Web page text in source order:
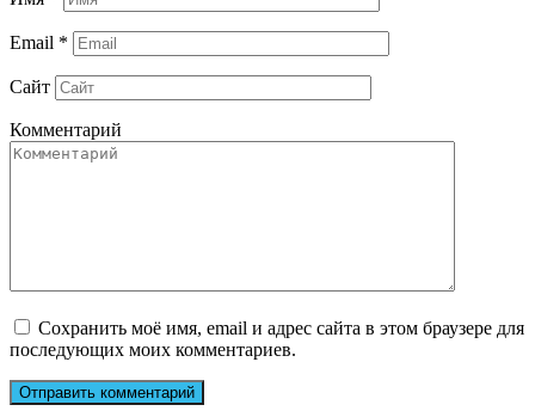
Email *
Сайт
Комментарий
Сохранить моё имя, email и адрес сайта в этом браузере для
последующих моих комментариев.